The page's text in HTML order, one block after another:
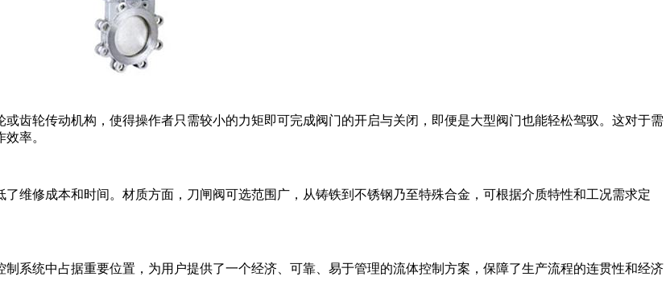
齿轮传动机构，使得操作者只需较小的力矩即可完成阀门的开启与关闭，即便是大型阀门也能轻松驾驭。这对于需
率。
维修成本和时间。材质方面，刀闸阀可选范围广，从铸铁到不锈钢乃至特殊合金，可根据介质特性和工况需求定
系统中占据重要位置，为用户提供了一个经济、可靠、易于管理的流体控制方案，保障了生产流程的连贯性和经济